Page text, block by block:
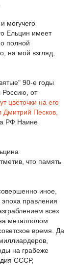
могучего
Ельцин имеет
полной
на мой взгляд,
90-е годы
Россию, от
цветочки на его
Дмитрий Песков,
РФ Наине
что память
иное,
правления
всех
металлолом
время. Да
на грабеже
СССР,